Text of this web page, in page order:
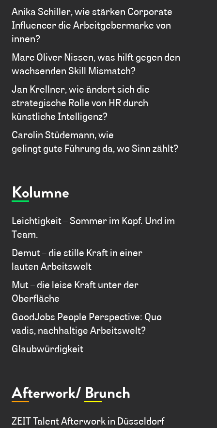
Anika Schiller, wie stärken Corporate
Influencer die Arbeitgebermarke von
innen?
Marc Oliver Nissen, was hilft gegen den
wachsenden Skill Mismatch?
Jan Krellner, wie ändert sich die
strategische Rolle von HR durch
künstliche Intelligenz?
Carolin Stüdemann, wie
gelingt gute Führung da, wo Sinn zählt?
Kolumne
Leichtigkeit – Sommer im Kopf. Und im
Team.
Demut – die stille Kraft in einer
lauten Arbeitswelt
Mut – die leise Kraft unter der
Oberfläche
GoodJobs People Perspective: Quo
vadis, nachhaltige Arbeitswelt?
Glaubwürdigkeit
Afterwork/ Brunch
ZEIT Talent Afterwork in Düsseldorf